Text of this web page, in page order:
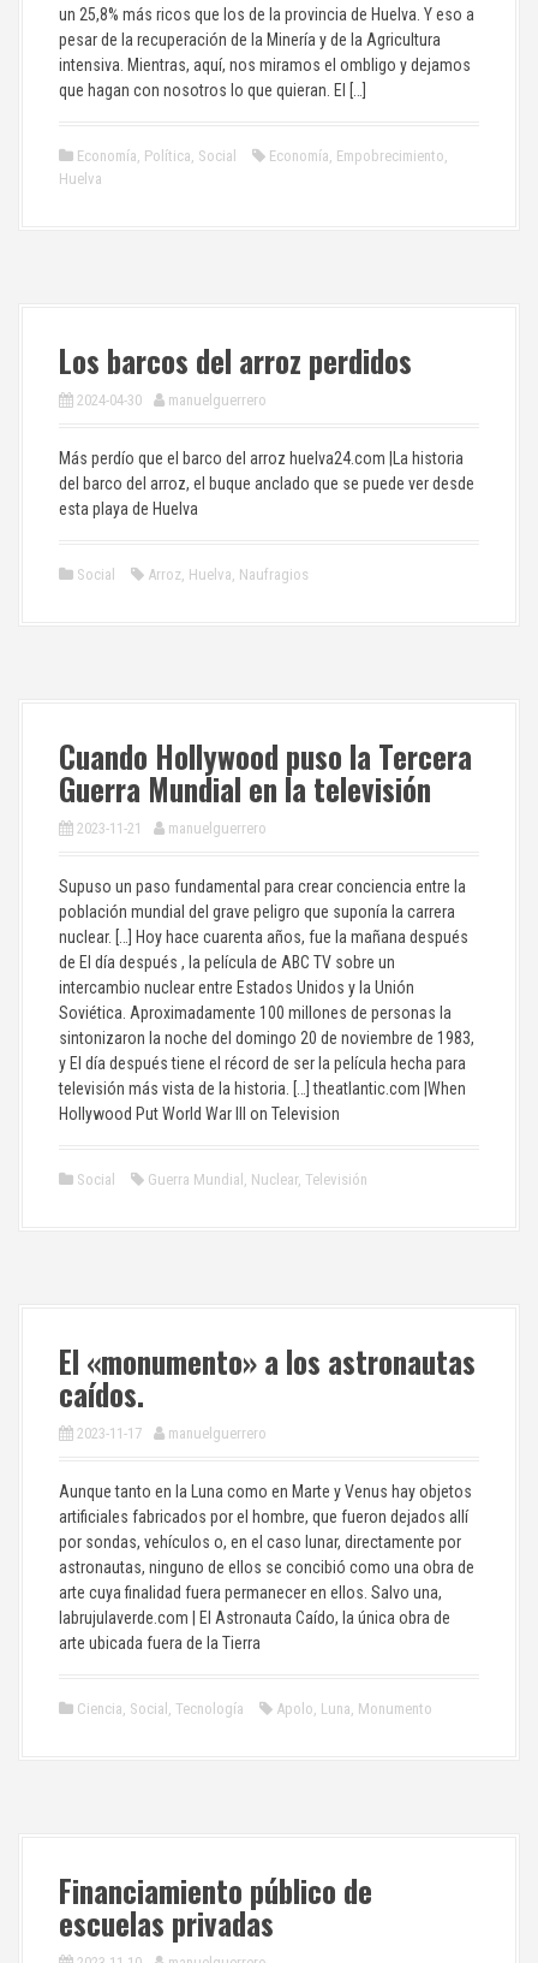
un 25,8% más ricos que los de la provincia de Huelva. Y eso a
pesar de la recuperación de la Minería y de la Agricultura
intensiva. Mientras, aquí, nos miramos el ombligo y dejamos
que hagan con nosotros lo que quieran. El […]
Economía, Política, Social Economía, Empobrecimiento,
Huelva
Los barcos del arroz perdidos
2024-04-30 manuelguerrero
Más perdío que el barco del arroz huelva24.com |La historia
del barco del arroz, el buque anclado que se puede ver desde
esta playa de Huelva
Social Arroz, Huelva, Naufragios
Cuando Hollywood puso la Tercera
Guerra Mundial en la televisión
2023-11-21 manuelguerrero
Supuso un paso fundamental para crear conciencia entre la
población mundial del grave peligro que suponía la carrera
nuclear. […] Hoy hace cuarenta años, fue la mañana después
de El día después , la película de ABC TV sobre un
intercambio nuclear entre Estados Unidos y la Unión
Soviética. Aproximadamente 100 millones de personas la
sintonizaron la noche del domingo 20 de noviembre de 1983,
y El día después tiene el récord de ser la película hecha para
televisión más vista de la historia. […] theatlantic.com |When
Hollywood Put World War III on Television
Social Guerra Mundial , Nuclear, Televisión
El «monumento» a los astronautas
caídos.
2023-11-17 manuelguerrero
Aunque tanto en la Luna como en Marte y Venus hay objetos
artificiales fabricados por el hombre, que fueron dejados allí
por sondas, vehículos o, en el caso lunar, directamente por
astronautas, ninguno de ellos se concibió como una obra de
arte cuya finalidad fuera permanecer en ellos. Salvo una,
labrujulaverde.com | El Astronauta Caído, la única obra de
arte ubicada fuera de la Tierra
Ciencia, Social , Tecnología Apolo, Luna, Monumento
Financiamiento público de
escuelas privadas